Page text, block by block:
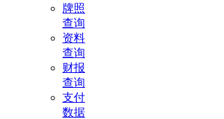
牌照
查询
资料
查询
财报
查询
支付
数据